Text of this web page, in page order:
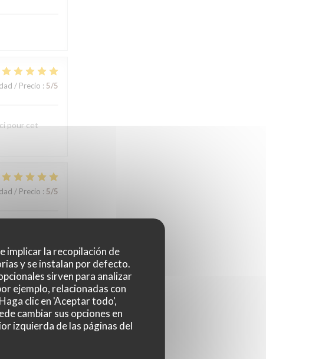
implicar la recopilación de
y se instalan por defecto.
sirven para analizar
ejemplo, relacionadas con
clic en 'Aceptar todo',
cambiar sus opciones en
izquierda de las páginas del
/ Precio : 5/5
pour cet
/ Precio : 5/5
/ Precio: 4/5
/ Precio